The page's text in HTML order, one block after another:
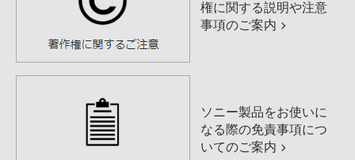
権に関する説明や注意
事項のご案内
ソニー製品をお使いに
なる際の免責事項につ
いてのご案内